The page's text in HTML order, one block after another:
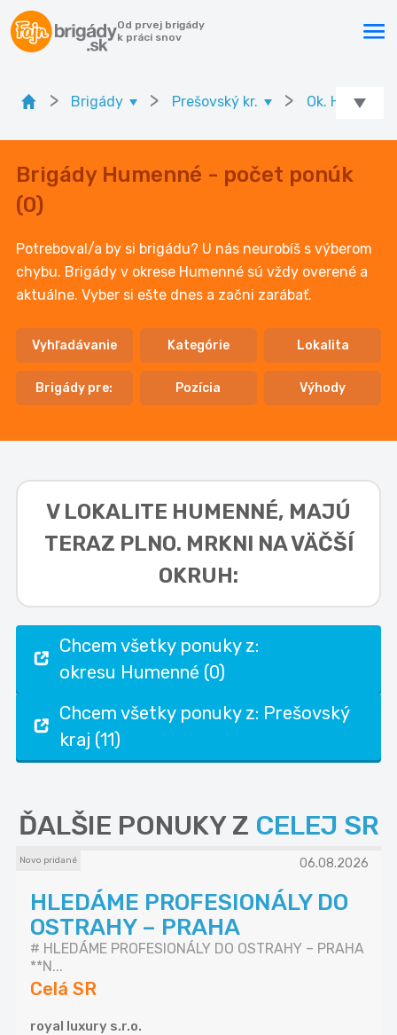
Od prvej brigády
k práci snov
> Brigády > Prešovský kr. > Ok. Humenné
Brigády Humenné - počet ponúk
(0)
Potreboval/a by si brigádu? U nás neurobíš s výberom
chybu. Brigády v okrese Humenné sú vždy overené a
aktuálne. Vyber si ešte dnes a začni zarábať.
Vyhľadávanie Kategórie Lokalita
Brigády pre: Pozícia Výhody
V LOKALITE HUMENNÉ, MAJÚ
TERAZ PLNO. MRKNI NA VÄČŠÍ
OKRUH:
Chcem všetky ponuky z:
okresu Humenné (0)
Chcem všetky ponuky z: Prešovský
kraj (11)
ĎALŠIE PONUKY Z CELEJ SR
Novo pridané 06.08.2026
HLEDÁME PROFESIONÁLY DO
OSTRAHY – PRAHA
# HLEDÁME PROFESIONÁLY DO OSTRAHY – PRAHA
**N...
Celá SR
royal luxury s.r.o.